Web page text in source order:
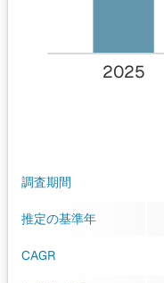
2025
調査期間
推定の基準年
CAGR